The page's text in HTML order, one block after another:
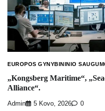
EUROPOS GYNYBININIO
„Kongsberg Maritime“,
Alliance“.
Admin 5 Kovo, 2026 0